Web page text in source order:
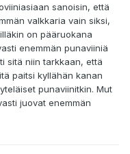
sanoisin, että
valkkaria vain siksi,
on pääruokana
enemmän punaviiniä
sitä niin tarkkaan, että
paitsi kyllähän kanan
punaviinitkin. Mut
juovat enemmän